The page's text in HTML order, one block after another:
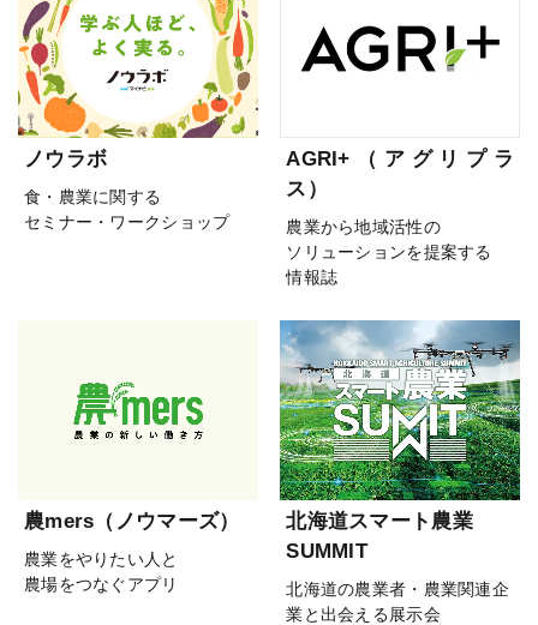
ノウラボ
食・農業に関する
セミナー・ワークショップ
AGRI+（アグリプラ
ス）
農業から地域活性の
ソリューションを提案する
情報誌
農mers（ノウマーズ）
農業をやりたい人と
農場をつなぐアプリ
北海道スマート農業
SUMMIT
北海道の農業者・農業関連企
業と出会える展示会